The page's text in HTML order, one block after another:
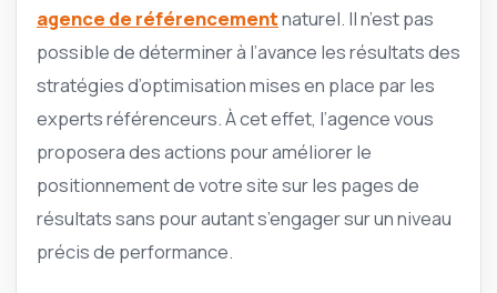
agence de référencementnaturel. Il n’est pas
possible de déterminer à l’avance les résultats des
stratégies d’optimisation mises en place par les
experts référenceurs. À cet effet, l’agence vous
proposera des actions pour améliorer le
positionnement de votre site sur les pages de
résultats sans pour autant s’engager sur un niveau
précis de performance.